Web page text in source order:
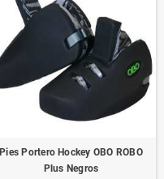
Pies Portero Hockey OBO ROBO
Plus Negros